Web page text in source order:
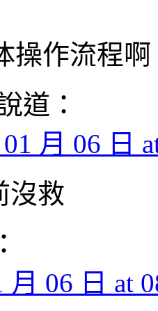
操作流程啊
道：
月 06 日
沒救
月 06 日 at